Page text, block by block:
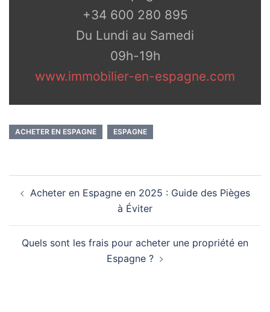
+34 600 280 895
Du Lundi au Samedi
09h-19h
www.immobilier-en-espagne.com
ACHETER EN ESPAGNE ESPAGNE
Acheter en Espagne en 2025 : Guide des Pièges
à Éviter
Quels sont les frais pour acheter une propriété en
Espagne ?